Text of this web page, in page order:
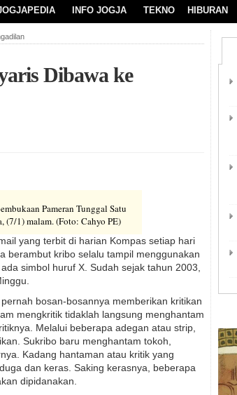
INFO JOGJA TEKNO HIBURAN
Dibawa ke
Pameran Tunggal Satu
(7/1) malam. (Foto: Cahyo PE)
yang terbit di harian Kompas setiap hari
berambut kribo selalu tampil menggunakan
simbol huruf X. Sudah sejak tahun 2003,
bosan-bosannya memberikan kritikan
mengkritik tidaklah langsung menghantam
Melalui beberapa adegan atau strip,
Sukribo baru menghantam tokoh,
Kadang hantaman atau kritik yang
dan keras. Saking kerasnya, beberapa
dipidanakan.